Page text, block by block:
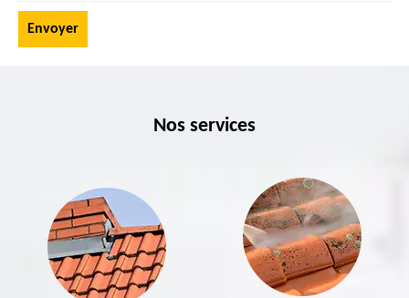
Nos services